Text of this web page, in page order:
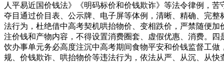
人平易近国价钱法》《明码标价和价钱欺诈》等法令律例，
夺目通过价目表、公示牌、电子屏等体例，清晰、精确、完
法行为，杜绝借中高考契机哄抬物价、变相跌价，严禁随便
注价钱和产物内容，不得设置消费圈套、虚假优惠、消费。
饮办事单元务必高度注沉中高考期间食物平安和价钱监督工
规、价钱欺诈、哄抬物价等违法行为，依法从严、从沉、从